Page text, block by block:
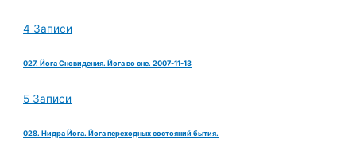
4 Записи
027. Йога Сновидения. Йога во сне. 2007-11-13
5 Записи
028. Нидра Йога. Йога переходных состояний бытия.